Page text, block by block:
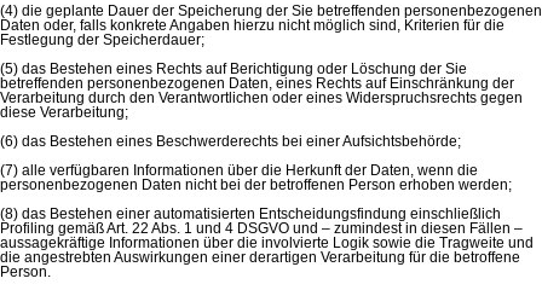
(4) die geplante Dauer der Speicherung der Sie betreffenden personenbezogenen
Daten oder, falls konkrete Angaben hierzu nicht möglich sind, Kriterien für die
Festlegung der Speicherdauer;
(5) das Bestehen eines Rechts auf Berichtigung oder Löschung der Sie
betreffenden personenbezogenen Daten, eines Rechts auf Einschränkung der
Verarbeitung durch den Verantwortlichen oder eines Widerspruchsrechts gegen
diese Verarbeitung;
(6) das Bestehen eines Beschwerderechts bei einer Aufsichtsbehörde;
(7) alle verfügbaren Informationen über die Herkunft der Daten, wenn die
personenbezogenen Daten nicht bei der betroffenen Person erhoben werden;
(8) das Bestehen einer automatisierten Entscheidungsfindung einschließlich
Profiling gemäß Art. 22 Abs. 1 und 4 DSGVO und – zumindest in diesen Fällen –
aussagekräftige Informationen über die involvierte Logik sowie die Tragweite und
die angestrebten Auswirkungen einer derartigen Verarbeitung für die betroffene
Person.